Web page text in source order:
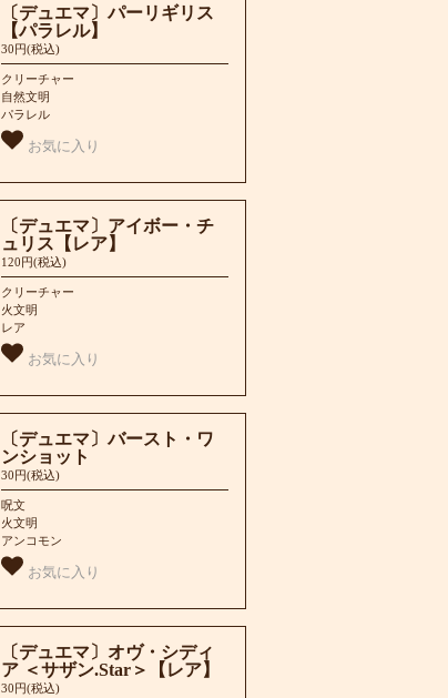
〔デュエマ〕パーリギリス
【パラレル】
30円(税込)
クリーチャー
自然文明
パラレル
お気に入り
〔デュエマ〕アイボー・チ
ュリス【レア】
120円(税込)
クリーチャー
火文明
レア
お気に入り
〔デュエマ〕バースト・ワ
ンショット
30円(税込)
呪文
火文明
アンコモン
お気に入り
〔デュエマ〕オヴ・シディ
ア ＜サザン.Star＞【レア】
30円(税込)